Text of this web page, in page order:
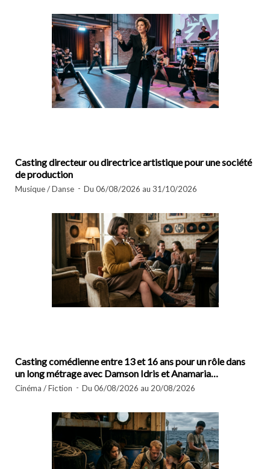
Casting directeur ou directrice artistique pour une société
de production
Musique / Danse Du 06/08/2026 au 31/10/2026
Casting comédienne entre 13 et 16 ans pour un rôle dans
un long métrage avec Damson Idris et Anamaria
Vartolomei
Cinéma / Fiction Du 06/08/2026 au 20/08/2026